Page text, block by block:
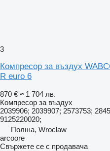
3
Компресор за въздух
R euro 6
870 € ≈ 1 704 лв.
Компресор за въздух
2039906; 2039907; 2573753;
9125220020;
Полша, Wrocław
arcoore
Свържете се с продавача